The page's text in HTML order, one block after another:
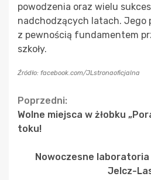
powodzenia oraz wielu
nadchodzących latach. Jego
z pewnością fundamentem
szkoły.
Źródło: facebook.com/JLstronaoficjalna
Continue
Reading
Poprzedni:
Wolne miejsca w żłobku
toku!
Nowoczesne laboratoria
Jelcz-